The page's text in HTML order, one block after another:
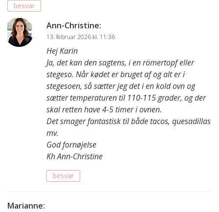
besvar
Ann-Christine:
13. februar 2026 kl. 11:36
Hej Karin
Ja, det kan den sagtens, i en römertopf eller
stegeso. Når kødet er bruget af og alt er i
stegesoen, så sætter jeg det i en kold ovn og
sætter temperaturen til 110-115 grader, og der
skal retten have 4-5 timer i ovnen.
Det smager fantastisk til både tacos, quesadillas
mv.
God fornøjelse
Kh Ann-Christine
besvar
Marianne: